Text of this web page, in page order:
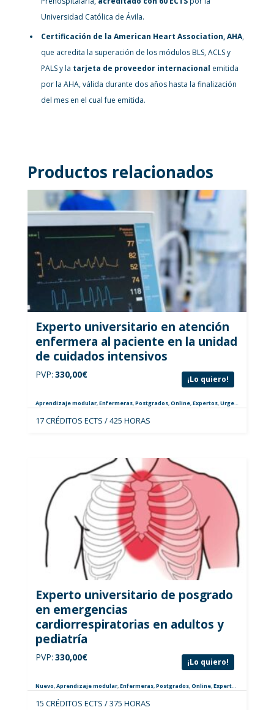
Universidad Católica de Ávila.
Certificación de la American Heart Association, AHA,
que acredita la superación de los módulos BLS, ACLS y
PALS y la tarjeta de proveedor internacional emitida
por la AHA, válida durante dos años hasta la finalización
del mes en el cual fue emitida.
Productos relacionados
Experto universitario en atención
enfermera al paciente en la unidad
de cuidados intensivos
PVP: 330,00€ ¡Lo quiero!
Aprendizaje modular,Enfermeras,Postgrados,Online,Expertos,Urgencias y Críticos
17 CRÉDITOS ECTS / 425 HORAS
Experto universitario de posgrado
en emergencias
cardiorrespiratorias en adultos y
pediatría
PVP: 330,00€ ¡Lo quiero!
Nuevo,Aprendizaje modular,Enfermeras,Postgrados,Online,Expertos
15 CRÉDITOS ECTS / 375 HORAS